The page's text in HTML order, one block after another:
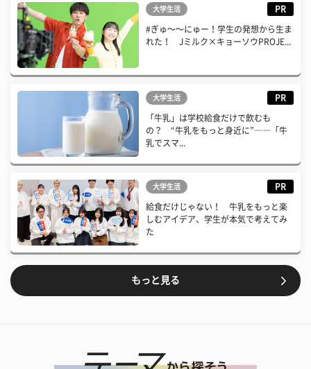
大学生活 PR
#ぎゅ〜〜にゅー！学生の発想から生ま
れた！ Jミルク×キョーソウPROJE...
大学生活 PR
「牛乳」は学校給食だけで飲むも
の？ “牛乳をもっと身近に”――「牛
乳でスマ...
大学生活 PR
給食だけじゃない！ 牛乳をもっと楽
しむアイデア、学生が本気で考えてみ
た
もっと見る